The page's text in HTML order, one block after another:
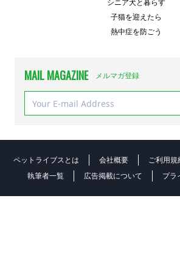
シニア犬と暮らす
子猫を迎えたら
熱中症を防ごう
MAIL MAGAZINE メルマガ登録
ペットライブスとは 会社概要 ご利用規
執筆者一覧
広告掲載について プラ